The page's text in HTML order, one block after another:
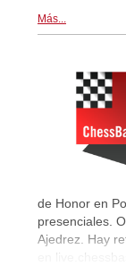
Más...
de Honor en
presenciales.
Ajedrez. Hay
en